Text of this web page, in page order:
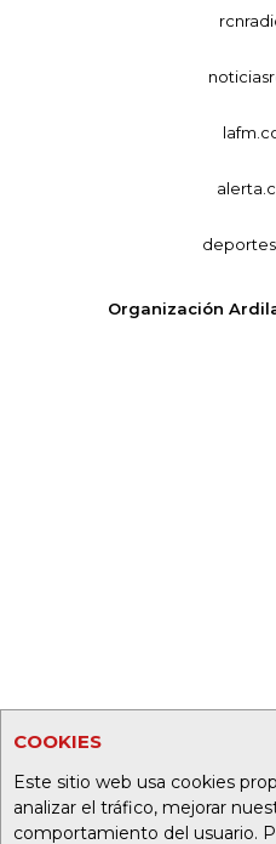
COOKIES
Este sitio web usa cookies
analizar el tráfico, mejorar
comportamiento del usuario.
Organización